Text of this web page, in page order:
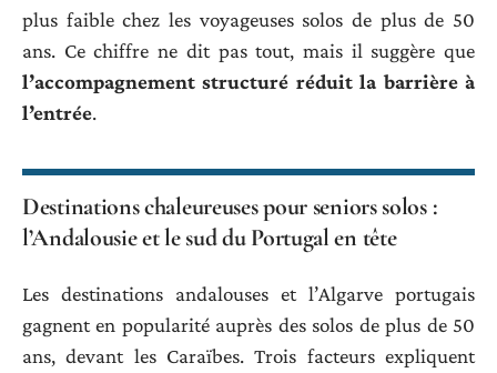
plus faible chez les voyageuses solos de plus de 50
ans. Ce chiffre ne dit pas tout, mais il suggère que
l’accompagnement structuré réduit la barrière à
l’entrée.
Destinations chaleureuses pour seniors solos :
l’Andalousie et le sud du Portugal en tête
Les destinations andalouses et l’Algarve portugais
gagnent en popularité auprès des solos de plus de 50
ans, devant les Caraïbes. Trois facteurs expliquent